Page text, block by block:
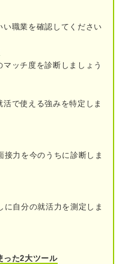
術系の仕事
大きく分けて5種類
2つに分類される
は関係なく未経験から目
い
ント系の仕事
い職業を確認してください
ッチ度を診断しましょう
で使える強みを特定しま
力を今のうちに診断しま
自分の就活力を測定しま
った2大ツール